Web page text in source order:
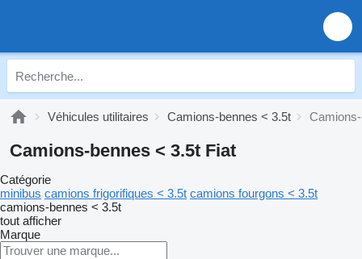
Véhicules utilitaires Camions-bennes < 3.5t
Camions-bennes < 3.5t Fiat
Catégorie
minibus camions frigorifiques < 3.5t camions fourgons < 3.5t
camions-bennes < 3.5t
tout afficher
Marque